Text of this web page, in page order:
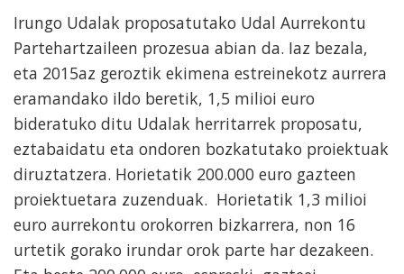
Irungo Udalak proposatutako Udal Aurrekontu
Partehartzaileen prozesua abian da. Iaz bezala,
eta 2015az geroztik ekimena estreinekotz aurrera
eramandako ildo beretik, 1,5 milioi euro
bideratuko ditu Udalak herritarrek proposatu,
eztabaidatu eta ondoren bozkatutako proiektuak
diruztatzera. Horietatik 200.000 euro gazteen
proiektuetara zuzenduak. Horietatik 1,3 milioi
euro aurrekontu orokorren bizkarrera, non 16
urtetik gorako irundar orok parte har dezakeen.